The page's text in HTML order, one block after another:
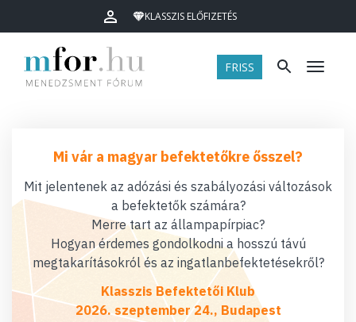
KLASSZIS ELŐFIZETÉS
FRISS Menü
Mi vár a magyar befektetőkre ősszel?
Mit jelentenek az adózási és szabályozási változások
a befektetők számára?
Merre tart az állampapírpiac?
Hogyan érdemes gondolkodni a hosszú távú
megtakarításokról és az ingatlanbefektetésekről?
Klasszis Befektetői Klub
2026. szeptember 24., Budapest